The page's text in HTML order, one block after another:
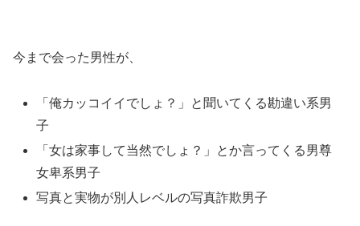
今まで会った男性が、
「俺カッコイイでしょ？」と聞いてくる勘違い系男
子
「女は家事して当然でしょ？」とか言ってくる男尊
女卑系男子
写真と実物が別人レベルの写真詐欺男子